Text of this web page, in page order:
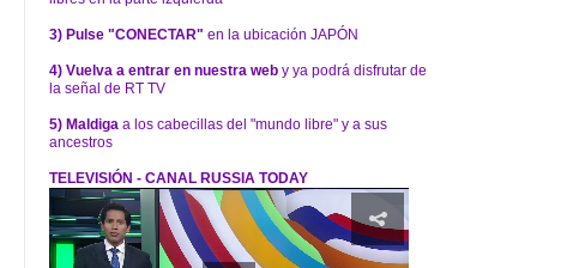
3) Pulse "CONECTAR" en la ubicación JAPÓN
4) Vuelva a entrar en nuestra web y ya podrá disfrutar de
la señal de RT TV
5) Maldiga a los cabecillas del "mundo libre" y a sus
ancestros
TELEVISIÓN - CANAL RUSSIA TODAY